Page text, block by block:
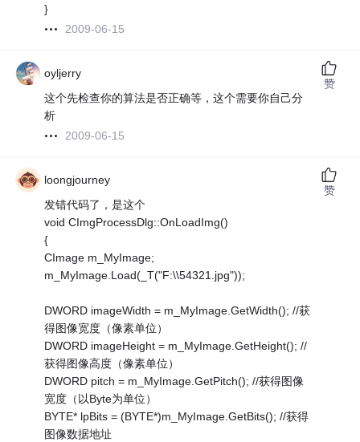
}
2009-06-15
oyljerry
这个先检查你的算法是否正确等，这个需要你自己分
析
2009-06-15
赞
loongjourney
发错代码了，是这个
void CImgProcessDlg::OnLoadImg()
{
CImage m_MyImage;
m_MyImage.Load(_T("F:\\54321.jpg"));
DWORD imageWidth = m_MyImage.GetWidth(); //获
得图像宽度（像素单位）
DWORD imageHeight = m_MyImage.GetHeight(); //
获得图像高度（像素单位）
DWORD pitch = m_MyImage.GetPitch(); //获得图像
宽度（以Byte为单位）
BYTE* lpBits = (BYTE*)m_MyImage.GetBits(); //获得
图像数据地址
赞